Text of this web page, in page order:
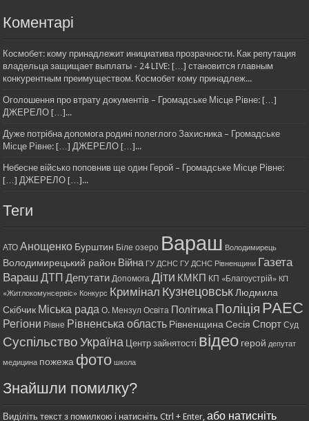
Коментарі
Космобет: кому принадлежит инициатива прозрачности. Как репутация
владельца защищает выплаты - 24 LIVE: […] становится главным
конкурентным преимуществом. Космобет кому принадлеж...
Оголошення про втрату документів – Громадське Місце Рівне: […]
ДЖЕРЕЛО […]...
Дуже потрібна допомога родині полеглого Захисника – Громадське
Місце Рівне: […] ДЖЕРЕЛО […]...
Небесне військо поповнив ще один Герой – Громадське Місце Рівне:
[…] ДЖЕРЕЛО […]...
Теги
АТО Анощенко Бурштин Біле озеро Вараш Володимирець
Володимирецький район Війна ГУ ДСНС ГУ ДСНС Рівненщини Газета
Вараш ДТП Депутати Допомога Діти КМКП КП «Благоустрій» КП
«Житлокомунсервіс» Конкурс Кримінал Кузнецовськ Людмила
Скібчик Міська рада О. Мензул Освіта ПолітикаПоліція РАЕС
Регіони Рівне Рівненська область Рівненщина Сесія Спорт Суд
Суспільство Україна Центр зайнятості відео герой депутат
медицина пожежа фото школа
Знайшли помилку?
Виділіть текст з помилкою і натисніть Ctrl + Enter,або натисніть